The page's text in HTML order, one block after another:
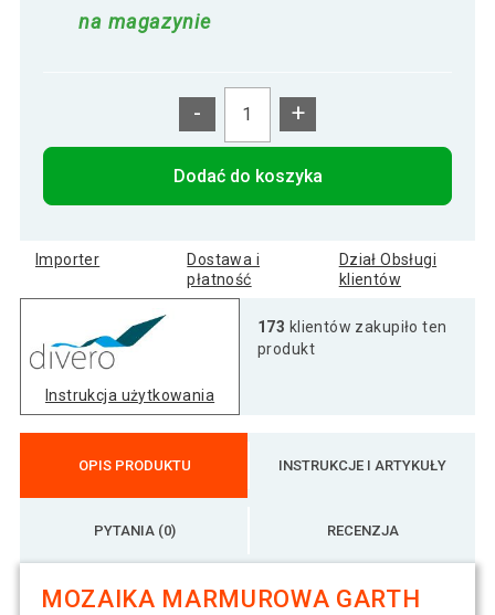
na magazynie
- +
Dodać do koszyka
Importer
Dostawa i
płatność
Dział Obsługi
klientów
Instrukcja użytkowania
173 klientów zakupiło ten
produkt
OPIS PRODUKTU INSTRUKCJE I ARTYKUŁY
PYTANIA (0) RECENZJA
MOZAIKA MARMUROWA GARTH